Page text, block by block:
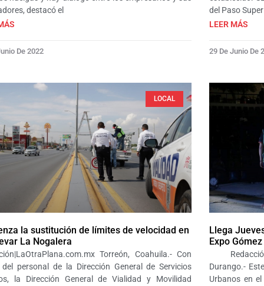
destacó el
De 2022
del Paso
LEER MÁS
29 De Junio De
LOCAL
la sustitución de límites de velocidad en
La Nogalera
Torreón, Coahuila.- Con
personal de la Dirección General de Servicios
la Dirección General de Vialidad y Movilidad
Llega
Expo
Durango.-
Urbanos en